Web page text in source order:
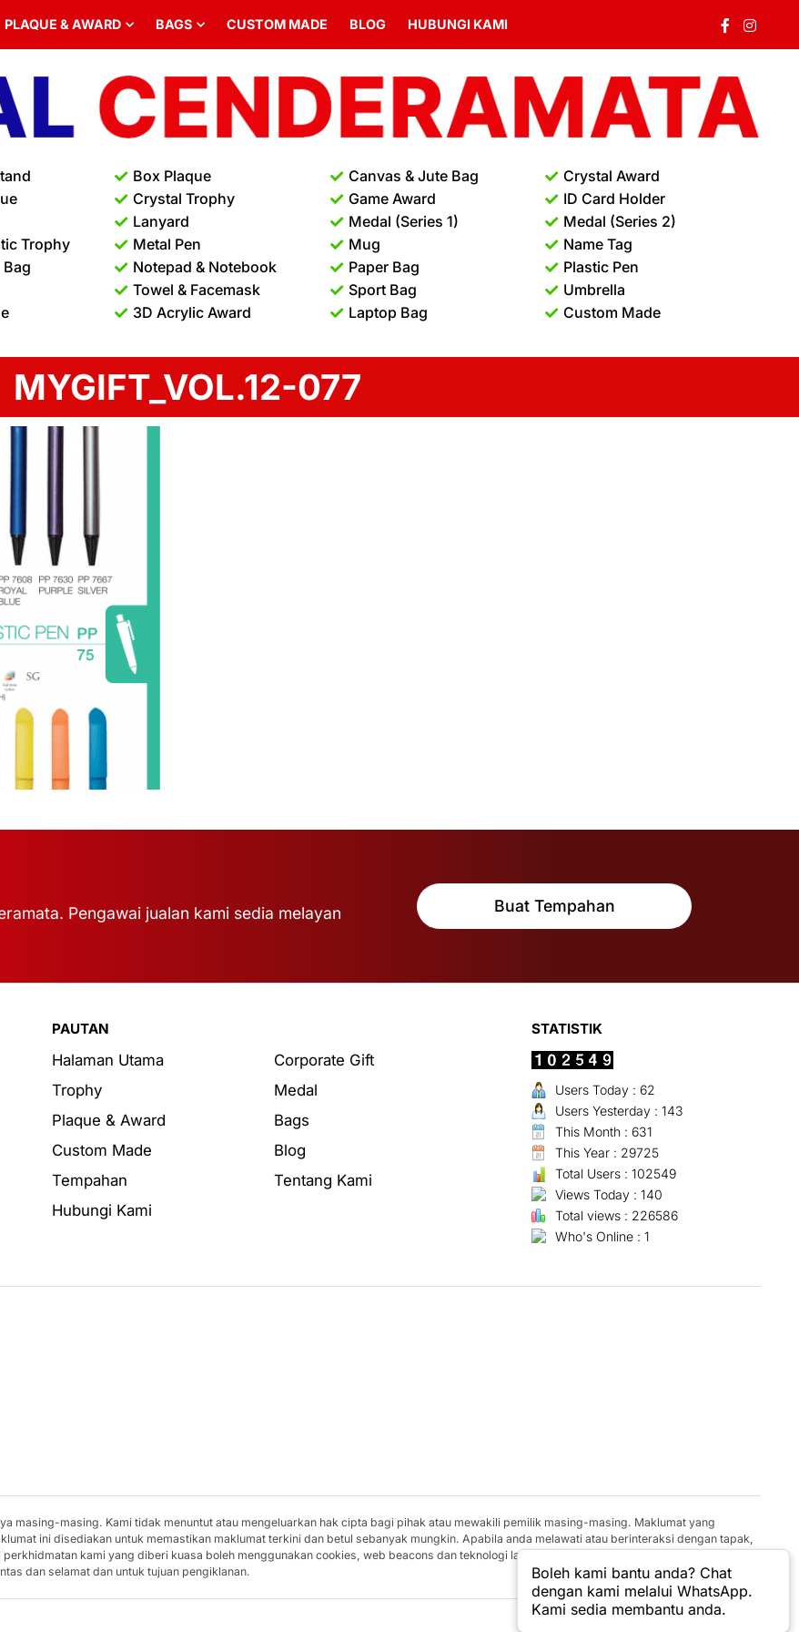
PLAQUE & AWARD BAGS CUSTOM MADE BLOG HUBUNGI KAMI
Box Plaque Canvas & Jute Bag
Crystal Award
Crystal Trophy Game Award
ID Card Holder
Lanyard Medal (Series 1)
Medal (Series 2)
Trophy
Metal Pen Mug
Name Tag
Notepad & Notebook Paper Bag
Plastic Pen
Towel & Facemask Sport Bag
Umbrella
3D Acrylic Award Laptop Bag Custom Made
MYGIFT_VOL.12-077
Pengawai jualan kami sedia melayan
Buat Tempahan
PAUTAN
Halaman Utama
Corporate Gift
Trophy
Medal
Plaque & Award
Bags
Custom Made
Blog
Tempahan
Tentang Kami
Hubungi Kami
STATISTIK
Users Today : 62
Users Yesterday : 143
This Month : 631
This Year : 29725
Total Users : 102549
Views Today : 140
Total views : 226586
Who's Online : 1
masing-masing. Kami tidak menuntut atau mengeluarkan hak cipta bagi pihak atau mewakili pemilik masing-masing. Maklumat yang
ini disediakan untuk memastikan maklumat terkini dan betul sebanyak mungkin. Apabila anda melawati atau berinteraksi dengan tapak,
kami yang diberi kuasa boleh menggunakan cookies, web beacons dan teknologi lain yang serupa untuk menyimpan maklumat
dan selamat dan untuk tujuan pengiklanan.
Boleh kami bantu anda? Chat
dengan kami melalui WhatsApp.
Kami sedia membantu anda.